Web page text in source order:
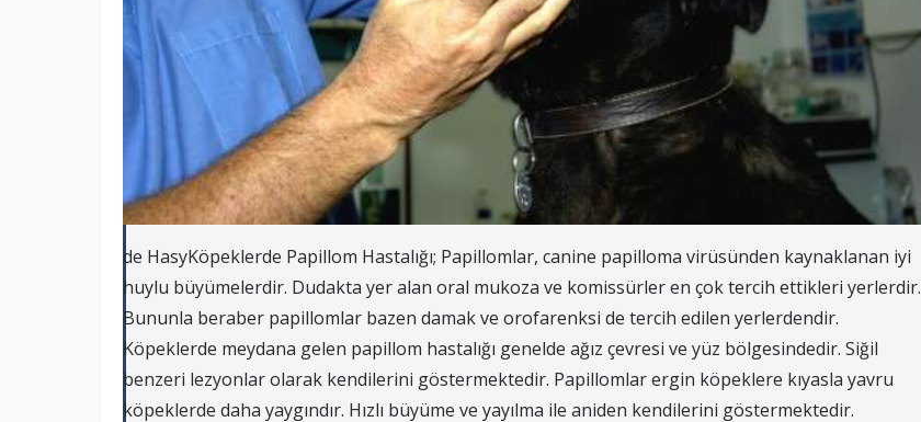
de HasyKöpeklerde Papillom Hastalığı; Papillomlar, canine papilloma virüsünden kaynaklanan iyi
huylu büyümelerdir. Dudakta yer alan oral mukoza ve komissürler en çok tercih ettikleri yerlerdir.
Bununla beraber papillomlar bazen damak ve orofarenksi de tercih edilen yerlerdendir.
Köpeklerde meydana gelen papillom hastalığı genelde ağız çevresi ve yüz bölgesindedir. Siğil
benzeri lezyonlar olarak kendilerini göstermektedir. Papillomlar ergin köpeklere kıyasla yavru
köpeklerde daha yaygındır. Hızlı büyüme ve yayılma ile aniden kendilerini göstermektedir.